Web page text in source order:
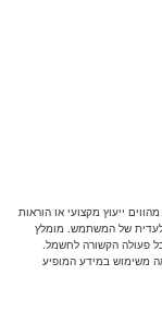
ייעוץ מקצועי או הוראות
של המשתמש. מומלץ
כל פעולה הקשורה לחשמל.
משימוש במידע המופיע